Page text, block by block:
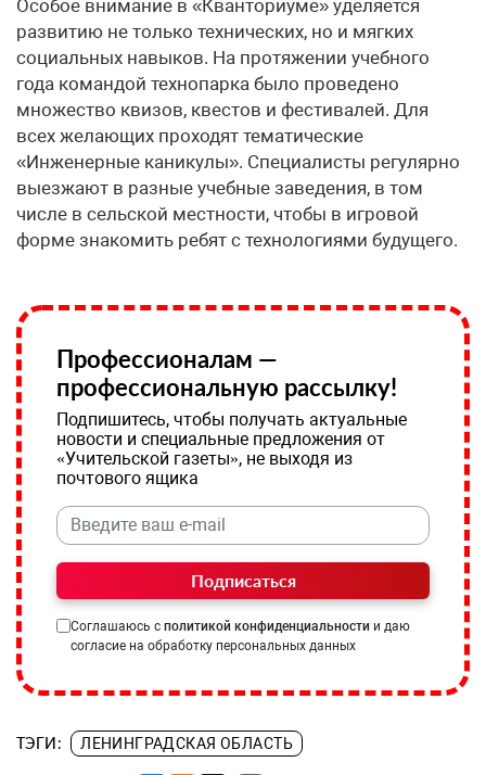
Особое внимание в «Кванториуме» уделяется
развитию не только технических, но и мягких
социальных навыков. На протяжении учебного
года командой технопарка было проведено
множество квизов, квестов и фестивалей. Для
всех желающих проходят тематические
«Инженерные каникулы». Специалисты регулярно
выезжают в разные учебные заведения, в том
числе в сельской местности, чтобы в игровой
форме знакомить ребят с технологиями будущего.
Профессионалам —
профессиональную рассылку!
Подпишитесь, чтобы получать актуальные
новости и специальные предложения от
«Учительской газеты», не выходя из
почтового ящика
Подписаться
Соглашаюсь с политикой конфиденциальности и даю
согласие на обработку персональных данных
ТЭГИ: ЛЕНИНГРАДСКАЯ ОБЛАСТЬ